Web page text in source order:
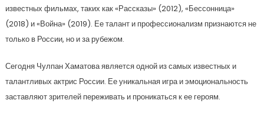
известных фильмах, таких как «Рассказы» (2012), «Бессонница»
(2018) и «Война» (2019). Ее талант и профессионализм признаются не
только в России, но и за рубежом.
Сегодня Чулпан Хаматова является одной из самых известных и
талантливых актрис России. Ее уникальная игра и эмоциональность
заставляют зрителей переживать и проникаться к ее героям.